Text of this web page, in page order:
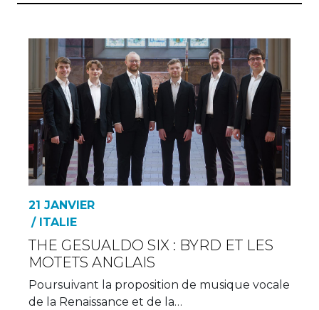
21 JANVIER
/ ITALIE
THE GESUALDO SIX : BYRD ET LES
MOTETS ANGLAIS
Poursuivant la proposition de musique vocale
de la Renaissance et de la…